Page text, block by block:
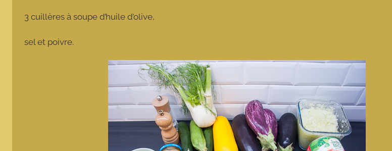
3 cuillères à soupe d’huile d’olive,
sel et poivre.